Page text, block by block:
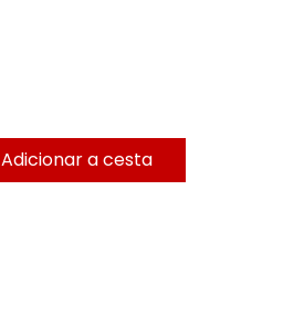
Adicionar a cesta